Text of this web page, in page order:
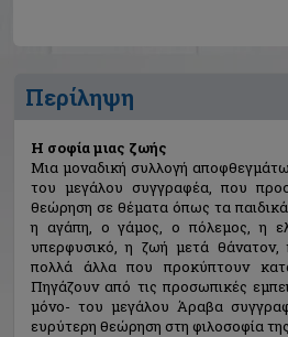
Περίληψη
Η σοφία μιας ζωής
Μια μοναδική συλλογή
του μεγάλου συγγραφέα, που
θεώρηση σε θέματα όπως τα παιδικά
η αγάπη, ο γάμος, ο πόλεμος, η
υπερφυσικό, η ζωή μετά
πολλά άλλα που προκύπτουν
Πηγάζουν από τις προσωπικές
μόνο- του μεγάλου Άραβα
ευρύτερη θεώρηση στη φιλοσοφία